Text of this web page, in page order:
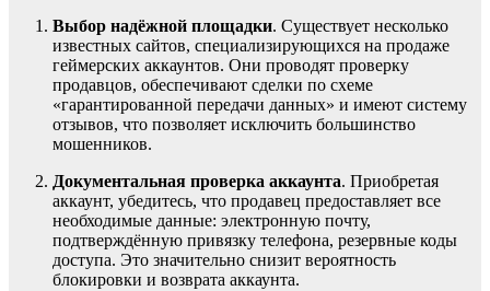
Выбор надёжной площадки. Существует несколько
известных сайтов, специализирующихся на продаже
геймерских аккаунтов. Они проводят проверку
продавцов, обеспечивают сделки по схеме
«гарантированной передачи данных» и имеют систему
отзывов, что позволяет исключить большинство
мошенников.
Документальная проверка аккаунта. Приобретая
аккаунт, убедитесь, что продавец предоставляет все
необходимые данные: электронную почту,
подтверждённую привязку телефона, резервные коды
доступа. Это значительно снизит вероятность
блокировки и возврата аккаунта.